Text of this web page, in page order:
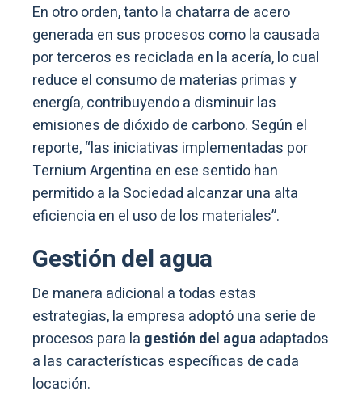
En otro orden, tanto la chatarra de acero
generada en sus procesos como la causada
por terceros es reciclada en la acería, lo cual
reduce el consumo de materias primas y
energía, contribuyendo a disminuir las
emisiones de dióxido de carbono. Según el
reporte, “las iniciativas implementadas por
Ternium Argentina en ese sentido han
permitido a la Sociedad alcanzar una alta
eficiencia en el uso de los materiales”.
Gestión del agua
De manera adicional a todas estas
estrategias, la empresa adoptó una serie de
procesos para la gestión del aguaadaptados
a las características específicas de cada
locación.